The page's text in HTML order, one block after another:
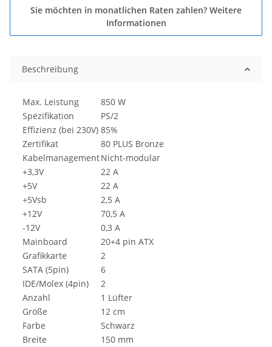
Sie möchten in monatlichen Raten zahlen? Weitere
Informationen
Beschreibung
Max. Leistung
850 W
Spezifikation
PS/2
Effizienz (bei 230V) 85%
Zertifikat
80 PLUS Bronze
KabelmanagementNicht-modular
+3,3V
22 A
+5V
22 A
+5Vsb
2,5 A
+12V
70,5 A
-12V
0,3 A
Mainboard
20+4 pin ATX
Grafikkarte
2
SATA (5pin)
6
IDE/Molex (4pin)
2
Anzahl
1 Lüfter
Größe
12 cm
Farbe
Schwarz
Breite
150 mm